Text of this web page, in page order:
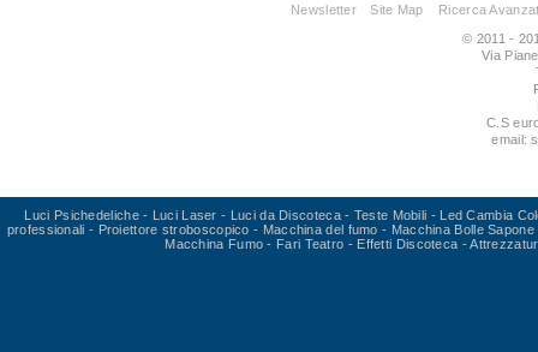
Newsletter
Site Map
Ricerca
© 2011 -
Via
C.S
email:
Luci Psichedeliche- Luci Laser - Luci da Discoteca- Teste Mobili - Led Cambia
professionali - Proiettore stroboscopico - Macchina del fumo - Macchina Bolle Sapone
Macchina Fumo - Fari Teatro - Effetti Discoteca -